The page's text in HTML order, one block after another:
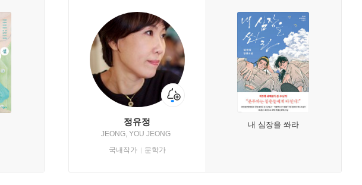
정유정
JEONG, YOU JEONG
국내작가
문학가
내 심장을 쏴라